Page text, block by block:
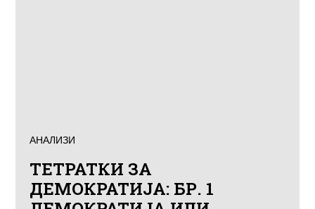
АНАЛИЗИ
ТЕТРАТКИ ЗА
ДЕМОКРАТИЈА: БР. 1